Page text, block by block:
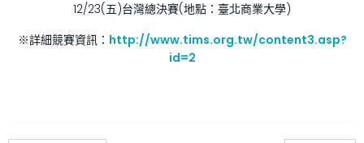
12/23(五)台灣總決賽(地點：臺北商業大學)
※詳細競賽資訊： http://www.tims.org.tw/content3.asp?
id=2